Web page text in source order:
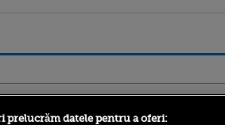
prelucrăm datele pentru a oferi: